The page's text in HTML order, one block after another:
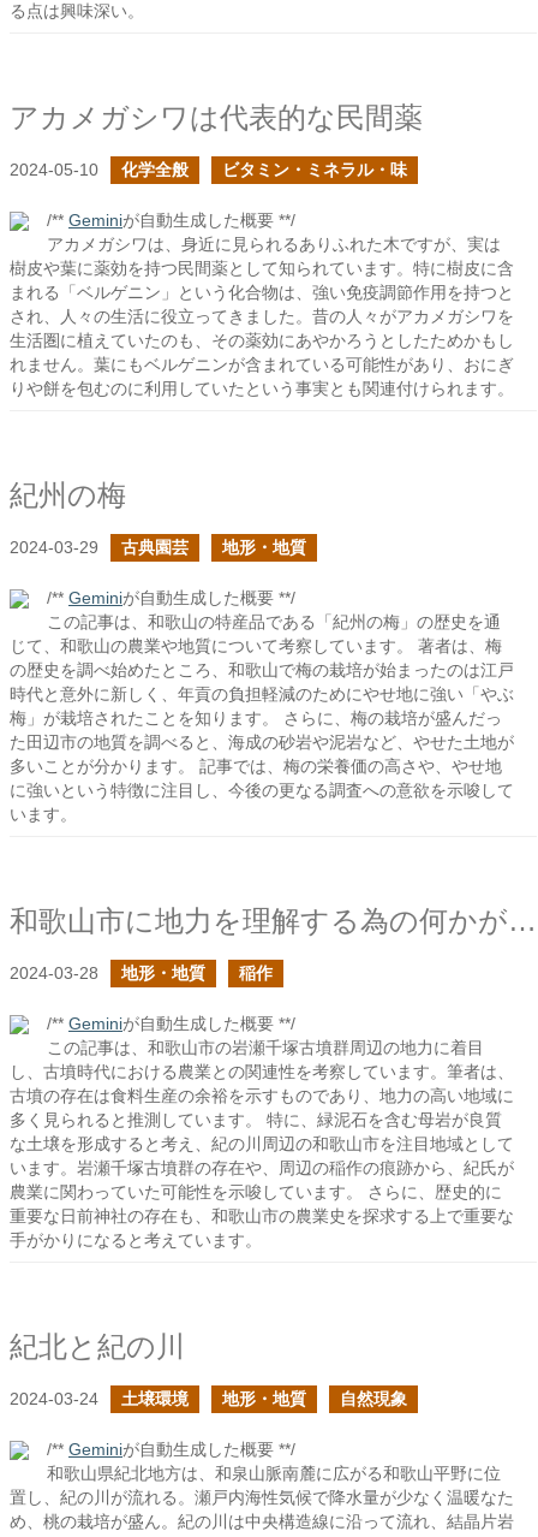
る点は興味深い。
アカメガシワは代表的な民間薬
2024-05-10 化学全般 ビタミン・ミネラル・味
/** Geminiが自動生成した概要 **/
アカメガシワは、身近に見られるありふれた木ですが、実は
樹皮や葉に薬効を持つ民間薬として知られています。特に樹皮に含
まれる「ベルゲニン」という化合物は、強い免疫調節作用を持つと
され、人々の生活に役立ってきました。昔の人々がアカメガシワを
生活圏に植えていたのも、その薬効にあやかろうとしたためかもし
れません。葉にもベルゲニンが含まれている可能性があり、おにぎ
りや餅を包むのに利用していたという事実とも関連付けられます。
紀州の梅
2024-03-29 古典園芸 地形・地質
/** Geminiが自動生成した概要 **/
この記事は、和歌山の特産品である「紀州の梅」の歴史を通
じて、和歌山の農業や地質について考察しています。 著者は、梅
の歴史を調べ始めたところ、和歌山で梅の栽培が始まったのは江戸
時代と意外に新しく、年貢の負担軽減のためにやせ地に強い「やぶ
梅」が栽培されたことを知ります。 さらに、梅の栽培が盛んだっ
た田辺市の地質を調べると、海成の砂岩や泥岩など、やせた土地が
多いことが分かります。 記事では、梅の栄養価の高さや、やせ地
に強いという特徴に注目し、今後の更なる調査への意欲を示唆して
います。
和歌山市に地力を理解する為の何かがある予感がある
2024-03-28 地形・地質 稲作
/** Geminiが自動生成した概要 **/
この記事は、和歌山市の岩瀬千塚古墳群周辺の地力に着目
し、古墳時代における農業との関連性を考察しています。筆者は、
古墳の存在は食料生産の余裕を示すものであり、地力の高い地域に
多く見られると推測しています。 特に、緑泥石を含む母岩が良質
な土壌を形成すると考え、紀の川周辺の和歌山市を注目地域として
います。岩瀬千塚古墳群の存在や、周辺の稲作の痕跡から、紀氏が
農業に関わっていた可能性を示唆しています。 さらに、歴史的に
重要な日前神社の存在も、和歌山市の農業史を探求する上で重要な
手がかりになると考えています。
紀北と紀の川
2024-03-24 土壌環境 地形・地質 自然現象
/** Geminiが自動生成した概要 **/
和歌山県紀北地方は、和泉山脈南麓に広がる和歌山平野に位
置し、紀の川が流れる。瀬戸内海性気候で降水量が少なく温暖なた
め、桃の栽培が盛ん。紀の川は中央構造線に沿って流れ、結晶片岩